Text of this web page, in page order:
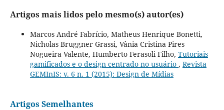
Artigos mais lidos pelo mesmo(s) autor(es)
Marcos André Fabrício, Matheus Henrique Bonetti,
Nicholas Bruggner Grassi, Vânia Cristina Pires
Nogueira Valente, Humberto Ferasoli Filho, Tutoriais
gamificados e o design centrado no usuário , Revista
GEMInIS: v. 6 n. 1 (2015): Design de Mídias
Artigos Semelhantes